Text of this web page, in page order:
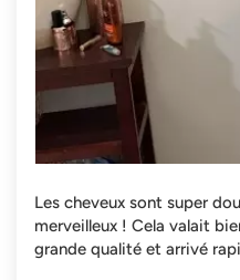
Les cheveux sont super
merveilleux ! Cela valait
grande qualité et arrivé